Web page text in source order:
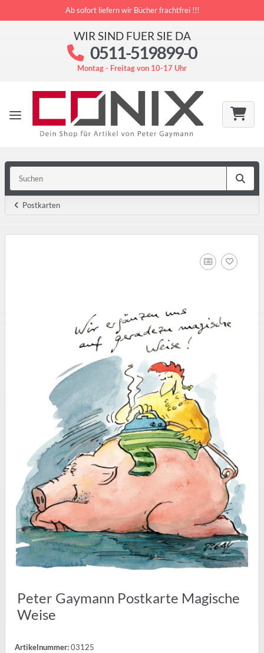
Ab sofort liefern wir Bücher frachtfrei !!!
WIR SIND FUER SIE DA
0511-519899-0
Montag - Freitag von 10-17 Uhr
Postkarten
Peter Gaymann Postkarte Magische
Weise
Artikelnummer:03125